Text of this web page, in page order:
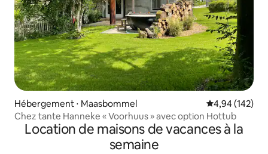
Hébergement ⋅ Maasbommel Évaluation
4,94 (142)
Chez tante Hanneke « Voorhuus » avec option Hottub
Location de maisons de vacances à la
semaine